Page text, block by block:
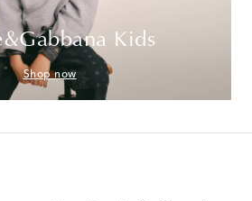
Kids
Shop now